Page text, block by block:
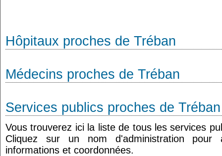
Hôpitaux proches de Tréban
Médecins proches de Tréban
Services publics proches de Tréban
Vous trouverez ici la liste de tous les services
Cliquez sur un nom d'administration
informations et coordonnées.